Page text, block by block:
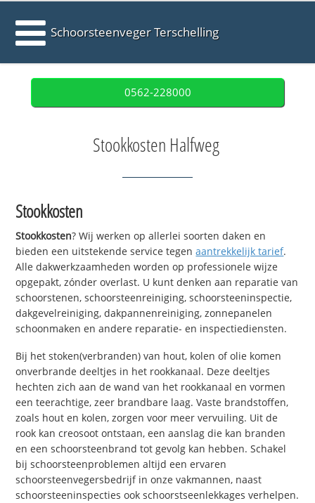
Schoorsteenveger Terschelling
0562-228000
Stookkosten Halfweg
Stookkosten
Stookkosten? Wij werken op allerlei soorten daken en
bieden een uitstekende service tegenaantrekkelijk tarief.
Alle dakwerkzaamheden worden op professionele wijze
opgepakt, zónder overlast. U kunt denken aan reparatie van
schoorstenen, schoorsteenreiniging, schoorsteeninspectie,
dakgevelreiniging, dakpannenreiniging, zonnepanelen
schoonmaken en andere reparatie- en inspectiediensten.
Bij het stoken(verbranden) van hout, kolen of olie komen
onverbrande deeltjes in het rookkanaal. Deze deeltjes
hechten zich aan de wand van het rookkanaal en vormen
een teerachtige, zeer brandbare laag. Vaste brandstoffen,
zoals hout en kolen, zorgen voor meer vervuiling. Uit de
rook kan creosoot ontstaan, een aanslag die kan branden
en een schoorsteenbrand tot gevolg kan hebben. Schakel
bij schoorsteenproblemen altijd een ervaren
schoorsteenvegersbedrijf in onze vakmannen, naast
schoorsteeninspecties ook schoorstseenlekkages verhelpen.